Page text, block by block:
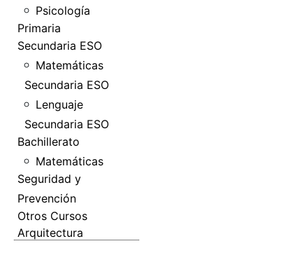
Psicología
Primaria
Secundaria ESO
Matemáticas
Secundaria ESO
Lenguaje
Secundaria ESO
Bachillerato
Matemáticas
Seguridad y
Prevención
Otros Cursos
Arquitectura